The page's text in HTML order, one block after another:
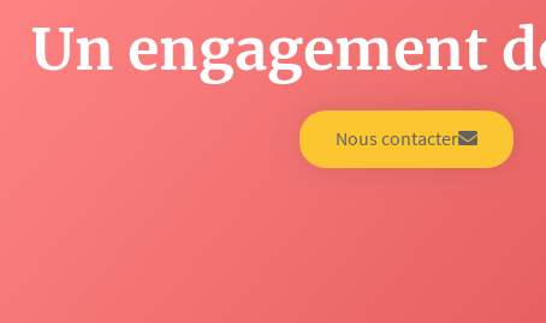
Un engagement
Nous contacter